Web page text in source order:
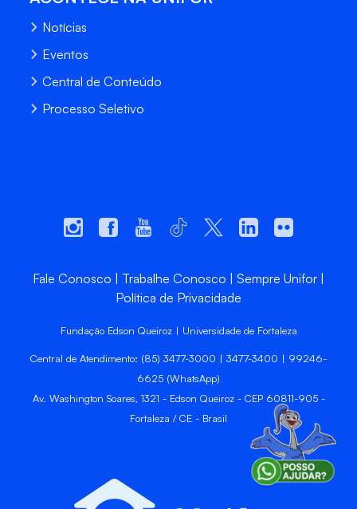
Notícias
Eventos
Central de Conteúdo
Processo Seletivo
Fale Conosco Trabalhe Conosco
Sempre Unifor
Política de Privacidade
Fundação Edson Queiroz | Universidade de Fortaleza
Central de Atendimento: (85) 3477-3000 | 3477-3400 | 99246-
6625 (WhatsApp)
Av. Washington Soares, 1321 - Edson Queiroz - CEP 60811-905 -
Fortaleza / CE - Brasil